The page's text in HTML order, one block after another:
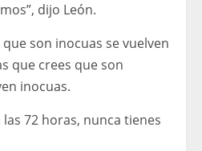
dijo León.
que son inocuas se vuelven
que crees que son
inocuas.
72 horas, nunca tienes